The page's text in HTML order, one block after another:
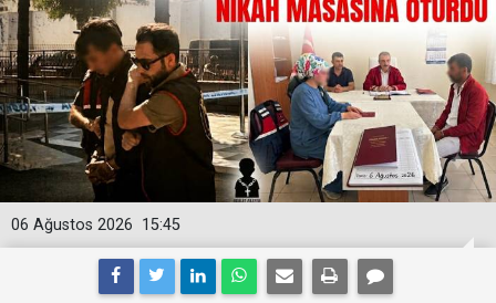
15:45
06 Ağustos 2026